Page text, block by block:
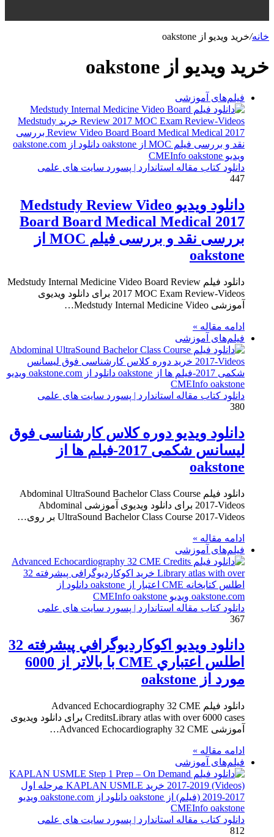
خانه/خرید ویدیو از oakstone
خرید ویدیو از oakstone
فیلم‌های آموزشی
دانلود کتاب مقاله استاندارد | پسورد سایت های علمی
447
دانلود ویدیو Medstudy Review Video
Board Board Medical Medical 2017
بررسی نقد و بررسی فیلم MOC از
oakstone
دانلود فیلم Medstudy Internal Medicine Video Board Review
2017 MOC Exam Review-Videos برای دانلود ویدیوی
آموزشی Medstudy Internal Medicine Video…
ادامه مقاله »
فیلم‌های آموزشی
دانلود کتاب مقاله استاندارد | پسورد سایت های علمی
380
دانلود ویدیو دوره کلاس کارشناسی فوق
لیسانس شکمی 2017-فیلم ها از
oakstone
دانلود فیلم Abdominal UltraSound Bachelor Class Course
2017-Videos برای دانلود ویدیوی آموزشی Abdominal
UltraSound Bachelor Class Course 2017-Videos بر روی…
ادامه مقاله »
فیلم‌های آموزشی
دانلود کتاب مقاله استاندارد | پسورد سایت های علمی
367
دانلود ویدیو اكوكارديوگرافي پيشرفته 32
اطلس اعتباري CME با بالاتر از 6000
مورد از oakstone
دانلود فیلم Advanced Echocardiography 32 CME
CreditsLibrary atlas with over 6000 cases برای دانلود ویدیوی
آموزشی Advanced Echocardiography 32 CME…
ادامه مقاله »
فیلم‌های آموزشی
دانلود کتاب مقاله استاندارد | پسورد سایت های علمی
812